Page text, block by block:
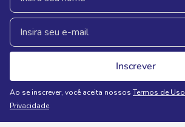
Inscrever
Ao se inscrever, você aceita nossos Termos de Uso
Privacidade